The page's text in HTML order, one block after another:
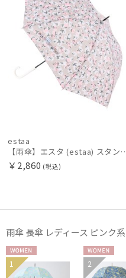
POLO RALPH
ポロ ラルフ ローレン
SWASH LONDON
スウォッシュロンドン
urawaza
その他
カラー
estaa
【雨傘】エスタ (estaa) スタンプフ
￥2,860 (税込)
雨傘 長傘 レディース ピン
WOME
N
1
WOME
N
2